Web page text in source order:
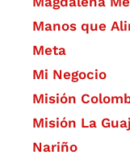
Manos que
Meta
Mi Negocio
Misión
Misión La
Nariño